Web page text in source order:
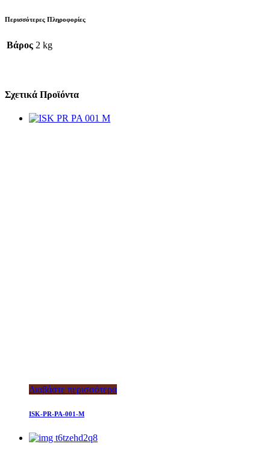
Περισσότερες Πληροφορίες
Βάρος 2 kg
Σχετικά Προϊόντα
Διαβάστε περισσότερα
ISK-PR-PA-001-M